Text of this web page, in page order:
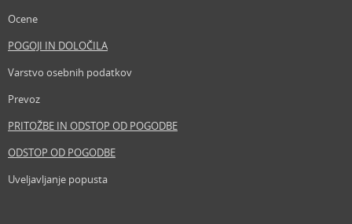
Ocene
POGOJI IN DOLOČILA
Varstvo osebnih podatkov
Prevoz
PRITOŽBE IN ODSTOP OD POGODBE
ODSTOP OD POGODBE
Uveljavljanje popusta